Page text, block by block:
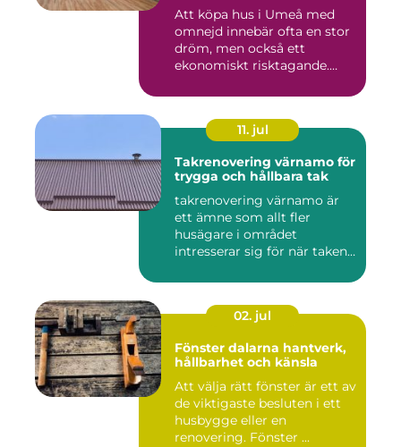
Att köpa hus i Umeå med
omnejd innebär ofta en stor
dröm, men också ett
ekonomiskt risktagande.
11. jul
Takrenovering värnamo för
trygga och hållbara tak
takrenovering värnamo är
ett ämne som allt fler
husägare i området
intresserar sig för när taken
02. jul
Fönster dalarna hantverk,
hållbarhet och känsla
Att välja rätt fönster är ett av
de viktigaste besluten i ett
husbygge eller en
renovering. Fönster ...